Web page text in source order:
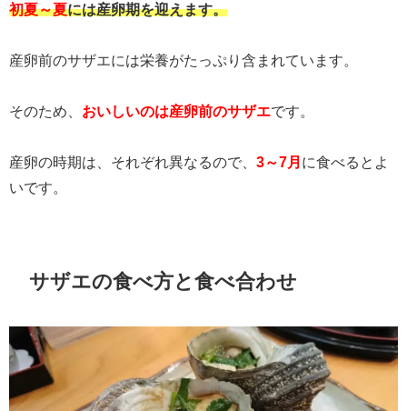
初夏～夏には産卵期を迎えます。
産卵前のサザエには栄養がたっぷり含まれています。
そのため、 おいしいのは産卵前のサザエです。
産卵の時期は、それぞれ異なるので、 3～7月 に食べるとよ
いです。
サザエの食べ方と食べ合わせ